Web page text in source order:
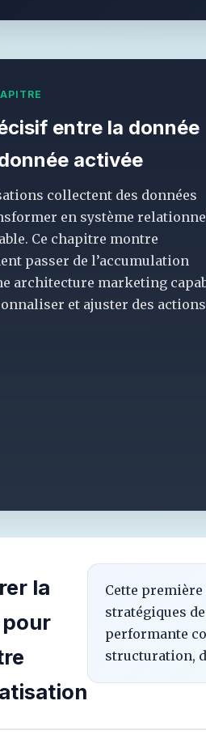
entre la donnée
activée
collectent des données
en système
Ce chapitre montre
passer de l’accumulation
architecture marketing
et ajuster des actions
la
Cette
stratégiques
performante
structuration,